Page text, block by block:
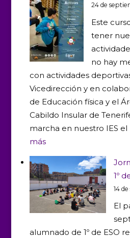
del
Bello
24 de
Este
tener
no hay
con actividades
Vicedirección y en
de Educación física y el
Cabildo Insular de
marcha en nuestro IES
más:
Nuevas
sesiones
deportivas
1º
14
El
alumnado de 1º de ESO